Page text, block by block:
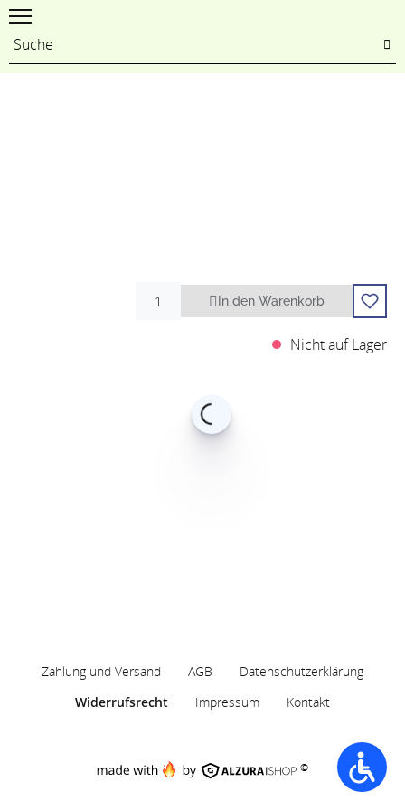
In den Warenkorb
Nicht auf Lager
Zahlung und Versand AGB
Datenschutzerklärung
Widerrufsrecht
Impressum Kontakt
©